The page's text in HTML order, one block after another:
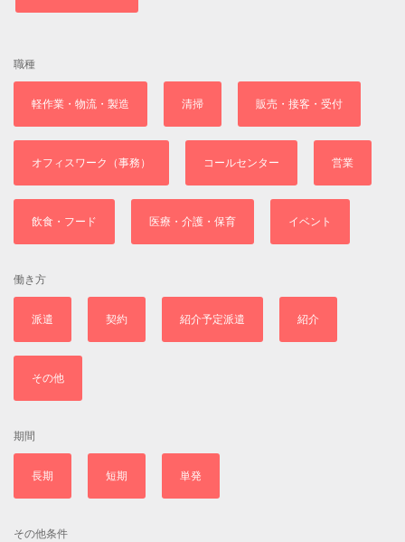
職種
軽作業・物流・製造 清掃 販売・接客・受付
オフィスワーク（事務） コールセンター 営業
飲食・フード 医療・介護・保育 イベント
働き方
派遣 契約 紹介予定派遣 紹介
その他
期間
長期 短期 単発
その他条件